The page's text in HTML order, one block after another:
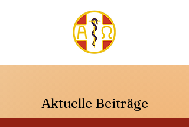
Aktuelle Beiträge